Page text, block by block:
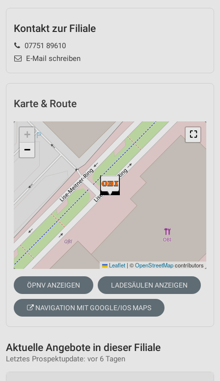
Kontakt zur Filiale
07751 89610
E-Mail schreiben
Karte & Route
⛶
+
−
Leaflet | ©OpenStreetMapcontributors
ÖPNV ANZEIGEN LADESÄULEN ANZEIGEN
NAVIGATION MIT GOOGLE/IOS MAPS
Aktuelle Angebote in dieser Filiale
Letztes Prospektupdate: vor 6 Tagen